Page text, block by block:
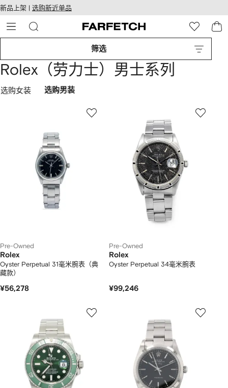
至
内
容
障碍网络
设
新品上架 | 选购新近单品
筛选
Rolex（劳力士）男士系列
选购女装 选购男装
Pre-Owned
Rolex
Oyster Perpetual 31毫米腕表（典
藏款）
¥56,278
Pre-Owned
Rolex
Oyster Perpetual 34毫米腕表
¥99,246